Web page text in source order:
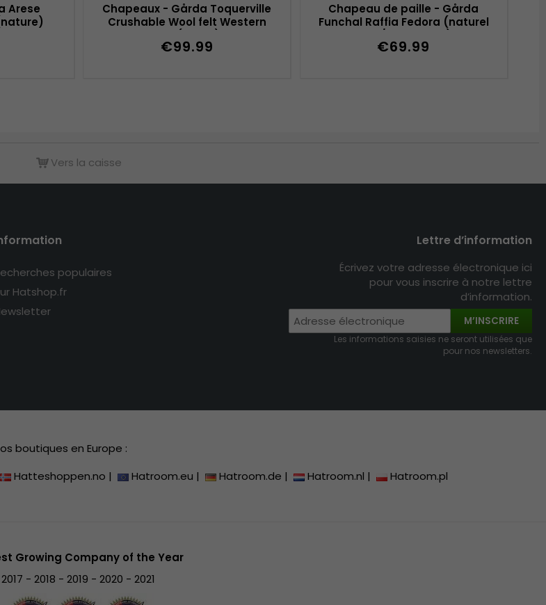
Arese
Chapeaux - Gårda Toquerville
Crushable Wool felt Western
hat (beige)
€99.99
Chapeau de paille - Gårda
Funchal Raffia Fedora (naturel
clair/brun foncé)
€69.99
Vers la caisse
populaires
Hatshop.fr
Lettre d’information
Écrivez votre adresse électronique ici
pour vous inscrire à notre lettre
d’information.
M’INSCRIRE
Les informations saisies ne seront utilisées que
pour nos newsletters.
boutiques en Europe :
Hatteshoppen.no | Hatroom.eu | Hatroom.de | Hatroom.nl | Hatroom.pl
Growing Company of the Year
2017 - 2018 - 2019 - 2020 - 2021